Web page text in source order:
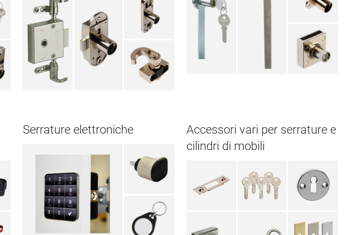
Serrature elettroniche
Accessori vari per serrature e
cilindri di mobili